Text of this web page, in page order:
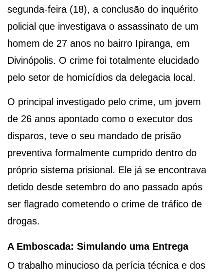
segunda-feira (18), a conclusão do inquérito
policial que investigava o assassinato de um
homem de 27 anos no bairro Ipiranga, em
Divinópolis. O crime foi totalmente elucidado
pelo setor de homicídios da delegacia local.
O principal investigado pelo crime, um jovem
de 26 anos apontado como o executor dos
disparos, teve o seu mandado de prisão
preventiva formalmente cumprido dentro do
próprio sistema prisional. Ele já se encontrava
detido desde setembro do ano passado após
ser flagrado cometendo o crime de tráfico de
drogas.
A Emboscada: Simulando uma Entrega
O trabalho minucioso da perícia técnica e dos